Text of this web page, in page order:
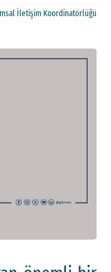
İletişim Koordinatörlüğü